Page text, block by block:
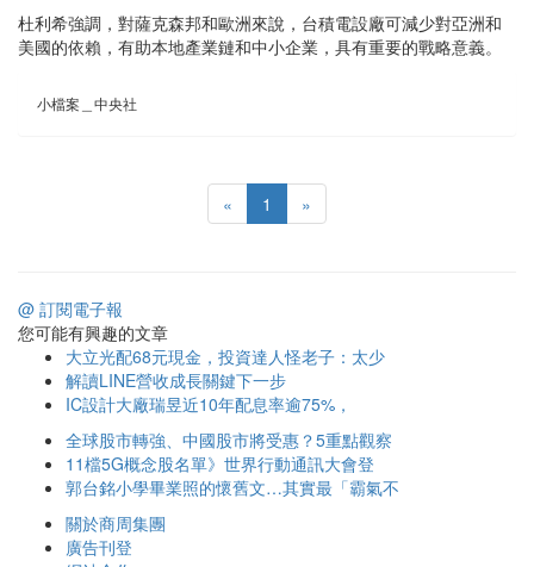
杜利希強調，對薩克森邦和歐洲來說，台積電設廠可減少對亞洲和
美國的依賴，有助本地產業鏈和中小企業，具有重要的戰略意義。
小檔案＿中央社
« 1 »
@ 訂閱電子報
您可能有興趣的文章
大立光配68元現金，投資達人怪老子：太少
解讀LINE營收成長關鍵下一步
IC設計大廠瑞昱近10年配息率逾75%，
全球股市轉強、中國股市將受惠？5重點觀察
11檔5G概念股名單》世界行動通訊大會登
郭台銘小學畢業照的懷舊文…其實最「霸氣不
關於商周集團
廣告刊登